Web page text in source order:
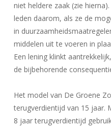
niet heldere zaak (zie
leden daarom, als ze de
in
middelen uit te voeren in
Een lening klinkt
de bijbehorende
Het model van De Groene
terugverdientijd van 15 jaar.
8 jaar terugverdientijd